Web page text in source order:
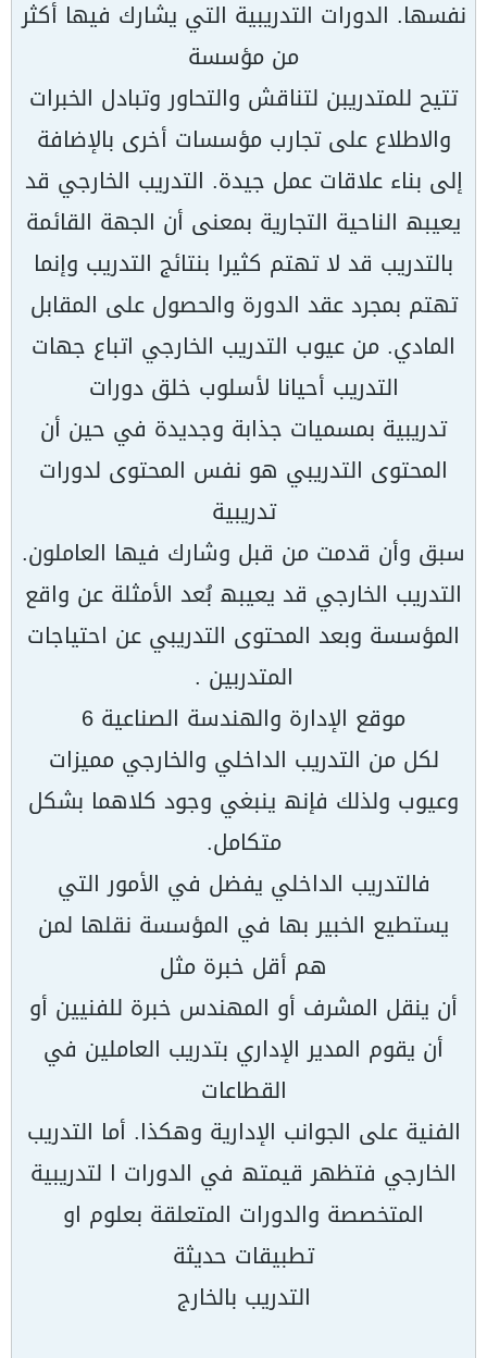
نفسھا. الدورات التدریبیة التي یشارك فیھا أكثر
من مؤسسة
تتیح للمتدریبن لتناقش والتحاور وتبادل الخبرات
والاطلاع على تجارب مؤسسات أخرى بالإضافة
إلى بناء علاقات عمل جیدة. التدریب الخارجي قد
یعیبھ الناحیة التجاریة بمعنى أن الجھة القائمة
بالتدریب قد لا تھتم كثیرا بنتائج التدریب وإنما
تھتم بمجرد عقد الدورة والحصول على المقابل
المادي. من عیوب التدریب الخارجي اتباع جھات
التدریب أحیانا لأسلوب خلق دورات
تدریبیة بمسمیات جذابة وجدیدة في حین أن
المحتوى التدریبي ھو نفس المحتوى لدورات
تدریبیة
سبق وأن قدمت من قبل وشارك فیھا العاملون.
التدریب الخارجي قد یعیبھ بُعد الأمثلة عن واقع
المؤسسة وبعد المحتوى التدریبي عن احتیاجات
المتدربین .
موقع الإدارة والھندسة الصناعیة 6
لكل من التدریب الداخلي والخارجي ممیزات
وعیوب ولذلك فإنھ ینبغي وجود كلاھما بشكل
متكامل.
فالتدریب الداخلي یفضل في الأمور التي
یستطیع الخبیر بھا في المؤسسة نقلھا لمن
ھم أقل خبرة مثل
أن ینقل المشرف أو المھندس خبرة للفنیین أو
أن یقوم المدیر الإداري بتدریب العاملین في
القطاعات
الفنیة على الجوانب الإداریة وھكذا. أما التدریب
الخارجي فتظھر قیمتھ في الدورات ا لتدریبیة
المتخصصة والدورات المتعلقة بعلوم او
تطبیقات حدیثة
التدریب بالخارج